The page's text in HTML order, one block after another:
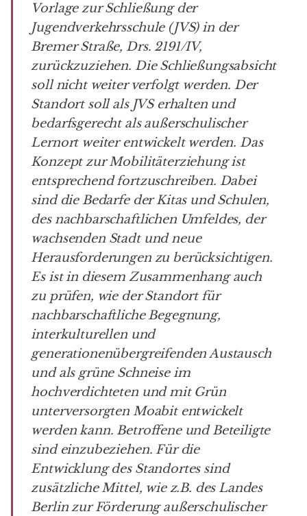
Vorlage zur Schließung der
Jugendverkehrsschule (JVS) in der
Bremer Straße, Drs. 2191/IV,
zurückzuziehen. Die Schließungsabsicht
soll nicht weiter verfolgt werden. Der
Standort soll als JVS erhalten und
bedarfsgerecht als außerschulischer
Lernort weiter entwickelt werden. Das
Konzept zur Mobilitäterziehung ist
entsprechend fortzuschreiben. Dabei
sind die Bedarfe der Kitas und Schulen,
des nachbarschaftlichen Umfeldes, der
wachsenden Stadt und neue
Herausforderungen zu berücksichtigen.
Es ist in diesem Zusammenhang auch
zu prüfen, wie der Standort für
nachbarschaftliche Begegnung,
interkulturellen und
generationenübergreifenden Austausch
und als grüne Schneise im
hochverdichteten und mit Grün
unterversorgten Moabit entwickelt
werden kann. Betroffene und Beteiligte
sind einzubeziehen. Für die
Entwicklung des Standortes sind
zusätzliche Mittel, wie z.B. des Landes
Berlin zur Förderung außerschulischer